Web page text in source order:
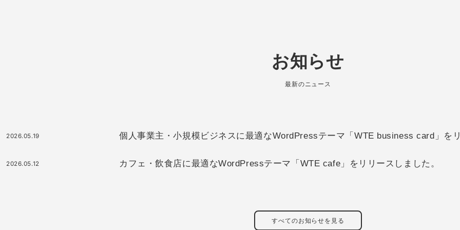
お知らせ
最新のニュース
2026.05.19 個人事業主・小規模ビジネスに最適なWordPressテーマ「WTE business card」を
2026.05.12 カフェ・飲食店に最適なWordPressテーマ「WTE cafe」をリリースしました。
すべてのお知らせを見る